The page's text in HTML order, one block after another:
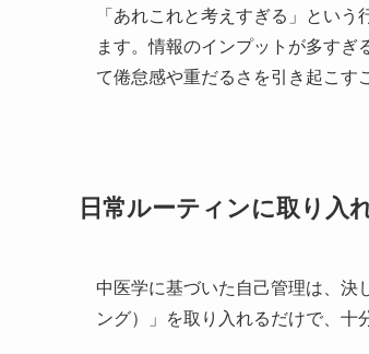
「あれこれと考えすぎる」とい
ます。情報のインプットが多すぎ
て倦怠感や重だるさを引き起こす
日常ルーティンに取り入
中医学に基づいた自己管理は、決
ング）」を取り入れるだけで、十